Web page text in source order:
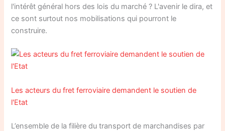
l'intérêt général hors des lois du marché ? L'avenir le dira, et
ce sont surtout nos mobilisations qui pourront le
construire.
Les acteurs du fret ferroviaire demandent le soutien de
l'Etat
L’ensemble de la filière du transport de marchandises par